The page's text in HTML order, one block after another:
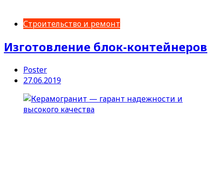
Строительство и ремонт
Изготовление блок-контейнеров
Poster
27.06.2019